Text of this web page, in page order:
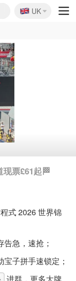
🇬🇧
UK
票£61起🏁
式 2026 世界锦
急，速抢；
子拼手速锁定；